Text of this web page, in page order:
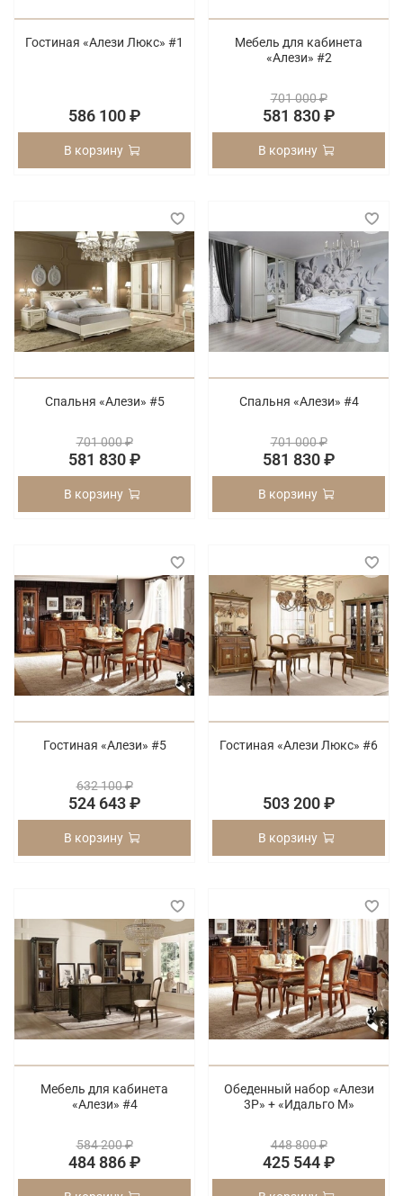
Гостиная «Алези Люкс» #1
586 100 ₽
В корзину
Мебель для кабинета
«Алези» #2
701 000 ₽
581 830 ₽
В корзину
Спальня «Алези» #5
701 000 ₽
581 830 ₽
В корзину
Спальня «Алези» #4
701 000 ₽
581 830 ₽
В корзину
Гостиная «Алези» #5
632 100 ₽
524 643 ₽
В корзину
Гостиная «Алези Люкс» #6
503 200 ₽
В корзину
Мебель для кабинета
«Алези» #4
584 200 ₽
484 886 ₽
Обеденный набор «Алези
3Р» + «Идальго М»
448 800 ₽
425 544 ₽